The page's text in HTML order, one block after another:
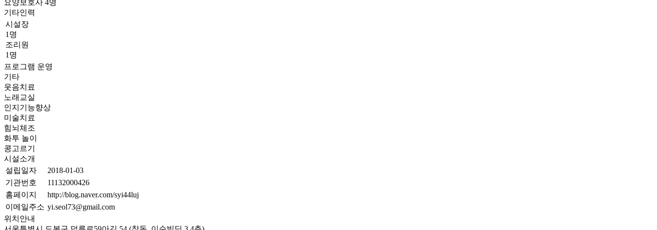
요양보호사 4명
기타인력
시설장
1명
조리원
1명
프로그램 운영
기타
웃음치료
노래교실
인지기능향상
미술치료
힘뇌체조
화투 놀이
콩고르기
시설소개
설립일자
2018-01-03
기관번호
11132000426
홈페이지
http://blog.naver.com/syi44luj
이메일주소 yi.seol73@gmail.com
위치안내